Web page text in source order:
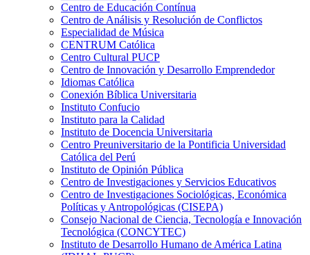
Centro de Educación Contínua
Centro de Análisis y Resolución de Conflictos
Especialidad de Música
CENTRUM Católica
Centro Cultural PUCP
Centro de Innovación y Desarrollo Emprendedor
Idiomas Católica
Conexión Bíblica Universitaria
Instituto Confucio
Instituto para la Calidad
Instituto de Docencia Universitaria
Centro Preuniversitario de la Pontificia Universidad
Católica del Perú
Instituto de Opinión Pública
Centro de Investigaciones y Servicios Educativos
Centro de Investigaciones Sociológicas, Económica
Políticas y Antropológicas (CISEPA)
Consejo Nacional de Ciencia, Tecnología e Innovación
Tecnológica (CONCYTEC)
Instituto de Desarrollo Humano de América Latina